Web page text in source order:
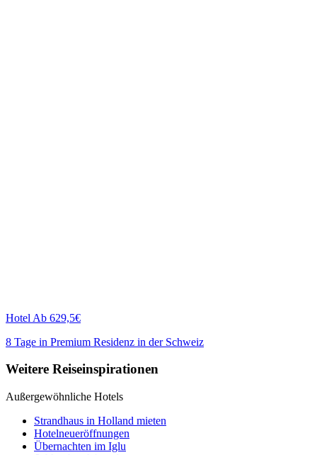
Hotel Ab 629,5€
8 Tage in Premium Residenz in der Schweiz
Weitere Reiseinspirationen
Außergewöhnliche Hotels
Strandhaus in Holland mieten
Hotelneueröffnungen
Übernachten im Iglu